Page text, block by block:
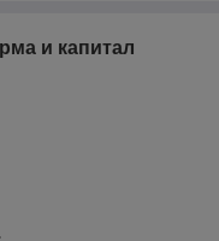
и капитал